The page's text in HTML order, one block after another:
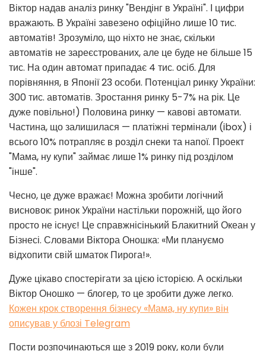
Віктор надав аналіз ринку "Вендінг в Україні". І цифри
вражають. В Україні завезено офіційно лише 10 тис.
автоматів! Зрозуміло, що ніхто не знає, скільки
автоматів не зареєстрованих, але це буде не більше 15
тис. На один автомат припадає 4 тис. осіб. Для
порівняння, в Японії 23 особи. Потенціал ринку України:
300 тис. автоматів. Зростання ринку 5-7% на рік. Це
дуже повільно!) Половина ринку — кавові автомати.
Частина, що залишилася — платіжні термінали (ibox) і
всього 10% потрапляє в розділ снеки та напої. Проект
"Мама, ну купи" займає лише 1% ринку під розділом
"інше".
Чесно, це дуже вражає! Можна зробити логічний
висновок: ринок України настільки порожній, що його
просто не існує! Це справжнісінький Блакитний Океан у
Бізнесі. Словами Віктора Оношка: «Ми плануємо
відхопити свій шматок Пирога!».
Дуже цікаво спостерігати за цією історією. А оскільки
Віктор Оношко — блогер, то це зробити дуже легко.
Кожен крок створення бізнесу «Мама, ну купи» він
описував у блозі Telegram
Пости розпочинаються ще з 2019 року, коли були